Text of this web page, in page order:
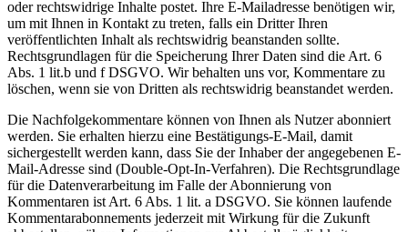
oder rechtswidrige Inhalte postet. Ihre E-Mailadresse benötigen wir,
um mit Ihnen in Kontakt zu treten, falls ein Dritter Ihren
veröffentlichten Inhalt als rechtswidrig beanstanden sollte.
Rechtsgrundlagen für die Speicherung Ihrer Daten sind die Art. 6
Abs. 1 lit.b und f DSGVO. Wir behalten uns vor, Kommentare zu
löschen, wenn sie von Dritten als rechtswidrig beanstandet werden.
Die Nachfolgekommentare können von Ihnen als Nutzer abonniert
werden. Sie erhalten hierzu eine Bestätigungs-E-Mail, damit
sichergestellt werden kann, dass Sie der Inhaber der angegebenen E-
Mail-Adresse sind (Double-Opt-In-Verfahren). Die Rechtsgrundlage
für die Datenverarbeitung im Falle der Abonnierung von
Kommentaren ist Art. 6 Abs. 1 lit. a DSGVO. Sie können laufende
Kommentarabonnements jederzeit mit Wirkung für die Zukunft